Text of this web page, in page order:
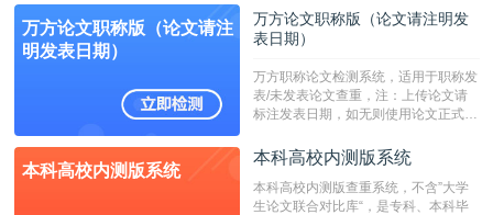
定院校！！！
万方论文职称版（论文请注
明发表日期）
万方论文职称版（论文请注明发
表日期）
万方职称论文检测系统，适用于职称发
表/未发表论文查重，注：上传论文请
标注发表日期，如无则使用论文正式发
成时间作为发表日期。
本科高校内测版系统
本科高校内测版系统
本科高校内测版查重系统，不含”大学
生论文联合对比库“，是专科、本科毕